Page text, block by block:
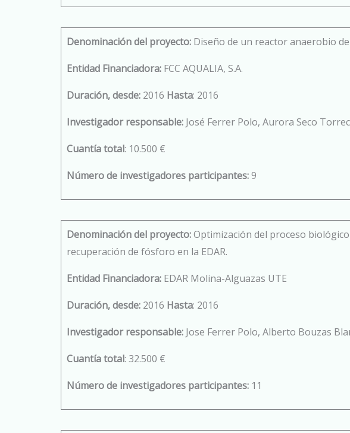
Denominación del proyecto: Diseño de un reactor anaerobio
Entidad Financiadora: FCC AQUALIA, S.A.
Duración, desde: 2016 Hasta: 2016
Investigador responsable: José Ferrer Polo, Aurora Seco
Cuantía total: 10.500 €
Número de investigadores participantes:9
Denominación del proyecto:Optimización del proceso
recuperación de fósforo en la EDAR.
Entidad Financiadora: EDAR Molina-Alguazas UTE
Duración, desde: 2016 Hasta: 2016
Investigador responsable: Jose Ferrer Polo, Alberto Bouzas
Cuantía total: 32.500 €
Número de investigadores participantes: 11